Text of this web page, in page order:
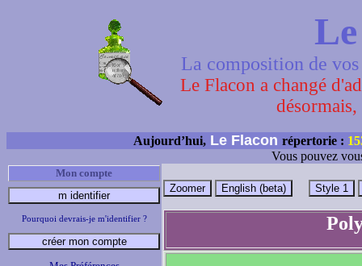
La composition de
Le Flacon a changé
Aujourd’hui, Le Flacon répertorie :
Vous pouvez
Mon compte
Pourquoi devrais-je m'identifier ?